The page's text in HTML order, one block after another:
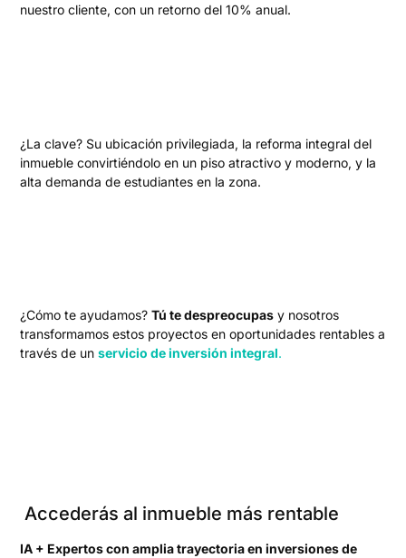
nuestro cliente, con un retorno del 10% anual.
¿La clave? Su ubicación privilegiada, la reforma integral del
inmueble convirtiéndolo en un piso atractivo y moderno, y la
alta demanda de estudiantes en la zona.
¿Cómo te ayudamos?Tú te despreocupas y nosotros
transformamos estos proyectos en oportunidades rentables a
través de unservicio de inversión integral.
Accederás al inmueble más rentable
IA + Expertos con amplia trayectoria en inversiones de